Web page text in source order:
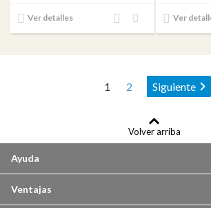
Ver detalles
Añadir
Añadir
al
Ver
1 2 Siguiente
Volver arriba
Ayuda
Ventajas